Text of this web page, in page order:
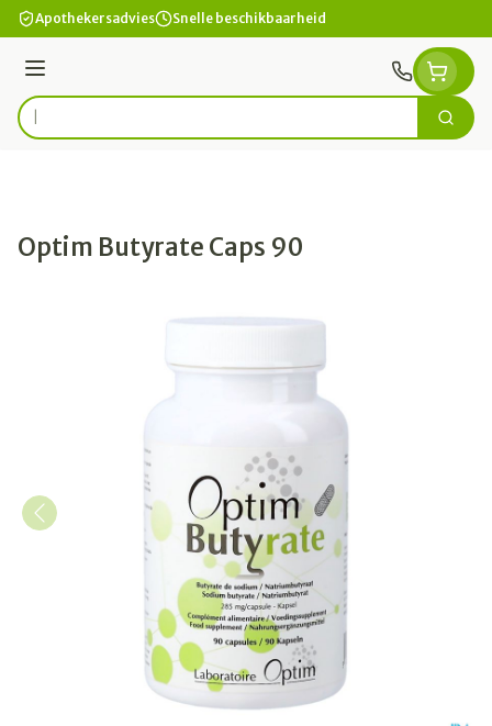
Ga naar de inhoud
Apothekersadvies Snelle beschikbaarheid
Menu
Product, merk, categorie... Zoek
Optim Butyrate Caps 90